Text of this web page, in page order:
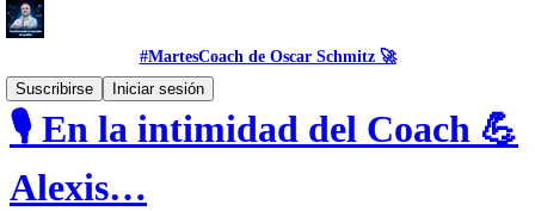
#MartesCoach de Oscar Schmitz 🚀
Suscribirse
Iniciar sesión
🎙️ En la intimidad del Coach 💪
Alexis…